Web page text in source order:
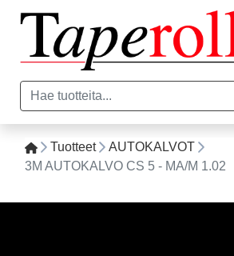
Tuotteet
AUTOKALVOT
3M AUTOKALVO CS 5 - MA/M 1.02